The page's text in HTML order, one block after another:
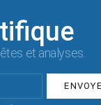
et analyses.